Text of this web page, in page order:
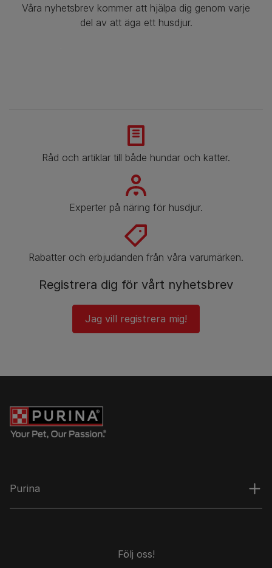
Våra nyhetsbrev kommer att hjälpa dig genom varje
del av att äga ett husdjur.
Råd och artiklar till både hundar och katter.
Experter på näring för husdjur.
Rabatter och erbjudanden från våra varumärken.
Registrera dig för vårt nyhetsbrev
Jag vill registrera mig!
Purina
Följ oss!